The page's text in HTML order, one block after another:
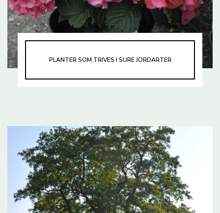
PLANTER SOM TRIVES I SURE JORDARTER